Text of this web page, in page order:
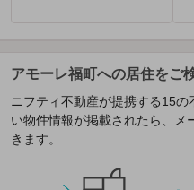
アモーレ福町への居住をご
ニフティ不動産が提携する15
い物件情報が掲載されたら、メ
きます。